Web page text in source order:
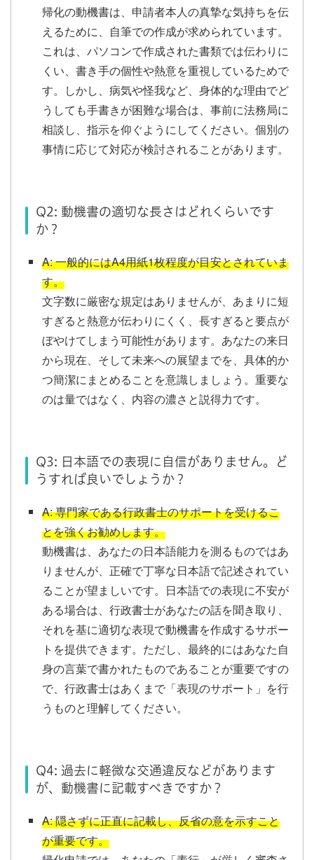
帰化の動機書は、申請者本人の真摯な気持ちを伝
えるために、自筆での作成が求められています。
これは、パソコンで作成された書類では伝わりに
くい、書き手の個性や熱意を重視しているためで
す。しかし、病気や怪我など、身体的な理由でど
うしても手書きが困難な場合は、事前に法務局に
相談し、指示を仰ぐようにしてください。個別の
事情に応じて対応が検討されることがあります。
Q2: 動機書の適切な長さはどれくらいです
か？
A: 一般的にはA4用紙1枚程度が目安とされていま
す。
文字数に厳密な規定はありませんが、あまりに短
すぎると熱意が伝わりにくく、長すぎると要点が
ぼやけてしまう可能性があります。あなたの来日
から現在、そして未来への展望までを、具体的か
つ簡潔にまとめることを意識しましょう。重要な
のは量ではなく、内容の濃さと説得力です。
Q3: 日本語での表現に自信がありません。ど
うすれば良いでしょうか？
A: 専門家である行政書士のサポートを受けるこ
とを強くお勧めします。
動機書は、あなたの日本語能力を測るものではあ
りませんが、正確で丁寧な日本語で記述されてい
ることが望ましいです。日本語での表現に不安が
ある場合は、行政書士があなたの話を聞き取り、
それを基に適切な表現で動機書を作成するサポー
トを提供できます。ただし、最終的にはあなた自
身の言葉で書かれたものであることが重要ですの
で、行政書士はあくまで「表現のサポート」を行
うものと理解してください。
Q4: 過去に軽微な交通違反などがあります
が、動機書に記載すべきですか？
A: 隠さずに正直に記載し、反省の意を示すこと
が重要です。